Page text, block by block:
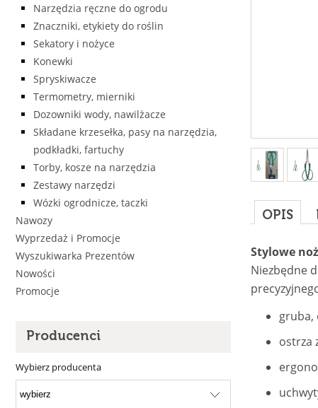
Narzędzia ręczne do ogrodu
Znaczniki, etykiety do roślin
Sekatory i nożyce
Konewki
Spryskiwacze
Termometry, mierniki
Dozowniki wody, nawilżacze
Składane krzesełka, pasy na narzędzia,
podkładki, fartuchy
Torby, kosze na narzędzia
Zestawy narzędzi
Wózki ogrodnicze, taczki
Nawozy
Wyprzedaż i Promocje
Wyszukiwarka Prezentów
Nowości
Promocje
Producenci
Wybierz producenta
OPIS
Stylowe
Niezbędne
gruba,
ostrza